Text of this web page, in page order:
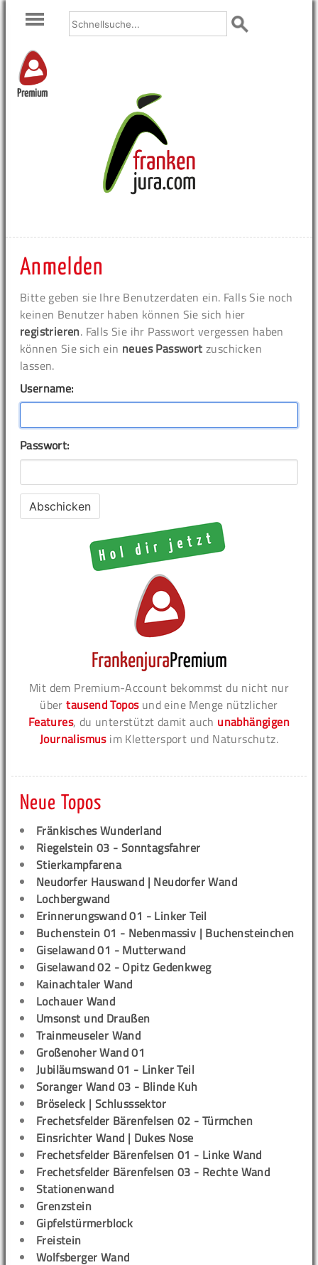
Premium
Anmelden
Bitte geben sie Ihre Benutzerdaten ein. Falls Sie noch
keinen Benutzer haben können Sie sich hier
registrieren. Falls Sie ihr Passwort vergessen haben
können Sie sich ein neues Passwort zuschicken
lassen.
Username:
Passwort:
Mit dem Premium-Account bekommst du nicht nur
übertausend Toposund eine Menge nützlicher
Features, du unterstützt damit auch unabhängigen
Journalismusim Klettersport und Naturschutz.
Neue Topos
Fränkisches Wunderland
Riegelstein 03 - Sonntagsfahrer
Stierkampfarena
Neudorfer Hauswand | Neudorfer Wand
Lochbergwand
Erinnerungswand 01 - Linker Teil
Buchenstein 01 - Nebenmassiv | Buchensteinchen
Giselawand 01 - Mutterwand
Giselawand 02 - Opitz Gedenkweg
Kainachtaler Wand
Lochauer Wand
Umsonst und Draußen
Trainmeuseler Wand
Großenoher Wand 01
Jubiläumswand 01 - Linker Teil
Soranger Wand 03 - Blinde Kuh
Bröseleck | Schlusssektor
Frechetsfelder Bärenfelsen 02 - Türmchen
Einsrichter Wand | Dukes Nose
Frechetsfelder Bärenfelsen 01 - Linke Wand
Frechetsfelder Bärenfelsen 03 - Rechte Wand
Stationenwand
Grenzstein
Gipfelstürmerblock
Freistein
Wolfsberger Wand